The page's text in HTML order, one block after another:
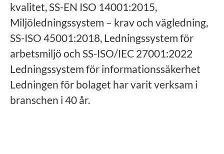
kvalitet, SS-EN ISO 14001:2015,
Miljöledningssystem – krav och vägledning,
SS-ISO 45001:2018, Ledningssystem för
arbetsmiljö och SS-ISO/IEC 27001:2022
Ledningssystem för informationssäkerhet
Ledningen för bolaget har varit verksam i
branschen i 40 år.